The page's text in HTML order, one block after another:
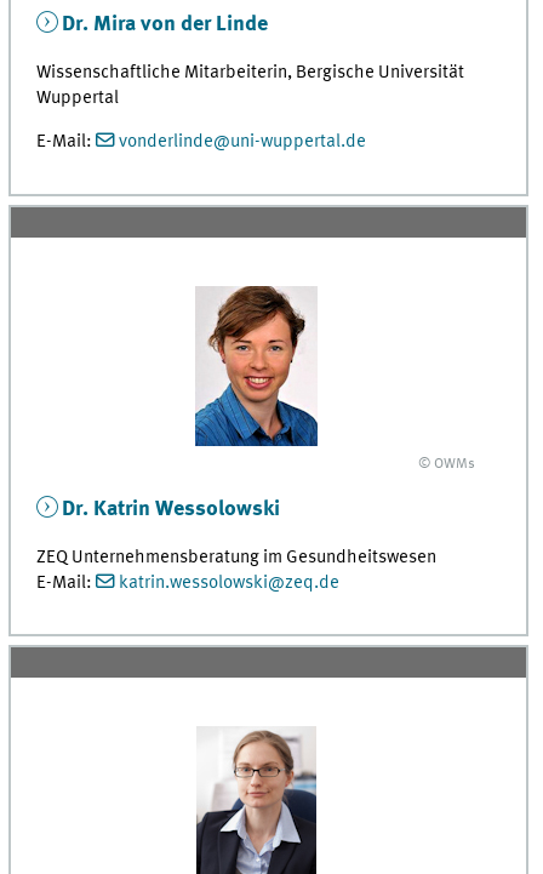
Dr. Mira von der Linde
Wissenschaftliche Mitarbeiterin, Bergische Universität
Wuppertal
E-Mail: vonderlinde@uni-wuppertal.de
© OWMs
Dr. Katrin Wessolowski
ZEQ Unternehmensberatung im Gesundheitswesen
E-Mail:
katrin.wessolowski@zeq.de